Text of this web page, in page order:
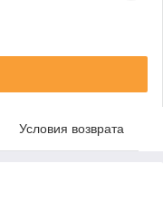
Условия возврата